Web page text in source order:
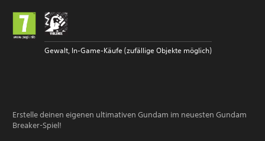
Gewalt, In-Game-Käufe (zufällige Objekte möglich)
Erstelle deinen eigenen ultimativen Gundam im neuesten Gundam
Breaker-Spiel!